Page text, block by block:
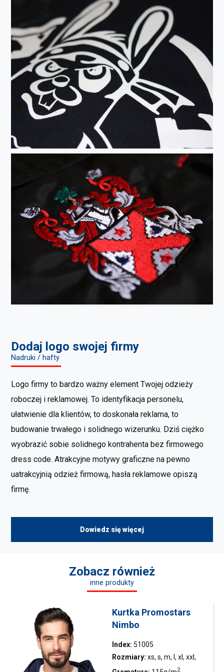
Dodaj logo swojej firmy
Nadruki / hafty
Logo firmy to bardzo ważny element Twojej odzieży
roboczej i reklamowej. To identyfikacja personelu,
ułatwienie dla klientów, to doskonała reklama, to
budowanie trwałego i solidnego wizerunku. Dziś ciężko
wyobrazić sobie solidnego kontrahenta bez firmowego
dress code. Atrakcyjne motywy graficzne na pewno
uatrakcyjnią odzież firmową, hasła reklamowe opiszą
firmę.
Dowiedz się więcej
Zobacz również
inne produkty
Kurtka Promostars
Nimbo
Index: 51005
Rozmiary: xs, s, m, l, xl, xxl,
xxxl
2